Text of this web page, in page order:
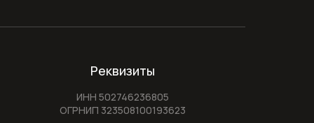
Реквизиты
ИНН 502746236805
ОГРНИП 323508100193623